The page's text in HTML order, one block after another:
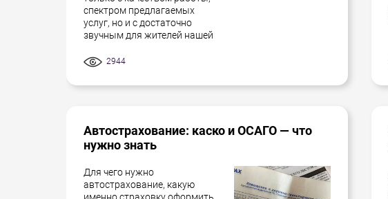
спектром предлагаемых
услуг, но и с достаточно
звучным для жителей нашей
2944
Автострахование: каско и ОСАГО — что
нужно знать
Для чего нужно
автострахование, какую